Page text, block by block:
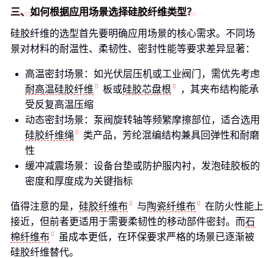
三、如何根据应用场景选择硅胶纤维类型？
硅胶纤维的选型首先要明确应用场景的核心需求。不同场
景对材料的耐温性、柔韧性、密封性能等要求差异显著：
高温密封场景：如光伏层压机或工业阀门，需优先考虑
耐高温硅胶纤维
板或硅胶芯盘根
，其夹布结构能承
受反复高温压缩
动态密封场景：泵阀旋转轴等频繁摩擦部位，适合选用
硅胶纤维绳
类产品，芳纶混编结构兼具回弹性和耐磨
性
缓冲减震场景：设备台垫或防护服内衬，发泡硅胶板的
密度和厚度成为关键指标
值得注意的是， 硅胶纤维布 与陶瓷纤维布
在防火性能上
接近，但前者更适用于需要柔韧性的移动部件密封。而石
棉纤维布
虽成本更低，在环保要求严格的场景已逐渐被
硅胶纤维替代。